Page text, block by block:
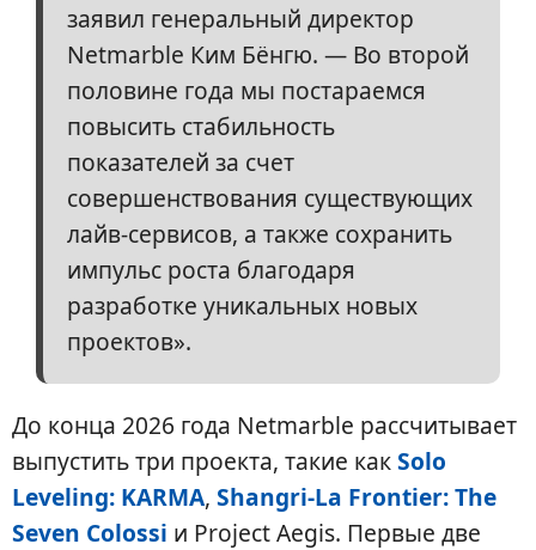
заявил генеральный директор
Netmarble Ким Бёнгю. — Во второй
половине года мы постараемся
повысить стабильность
показателей за счет
совершенствования существующих
лайв-сервисов, а также сохранить
импульс роста благодаря
разработке уникальных новых
проектов».
До конца 2026 года Netmarble рассчитывает
выпустить три проекта, такие какSolo
Leveling: KARMA, Shangri-La Frontier: The
Seven Colossi и Project Aegis. Первые две